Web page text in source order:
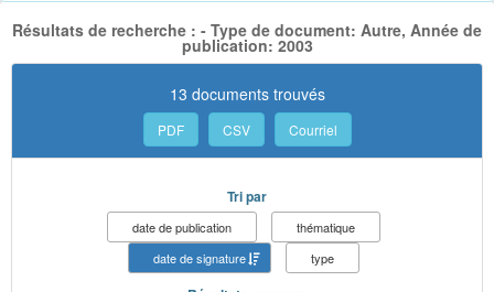
Résultats de recherche : - Type de document: Autre, Année de
publication: 2003
13 documents trouvés
PDF CSV Courriel
Tri par
date de publication
thématique
date de signature
type